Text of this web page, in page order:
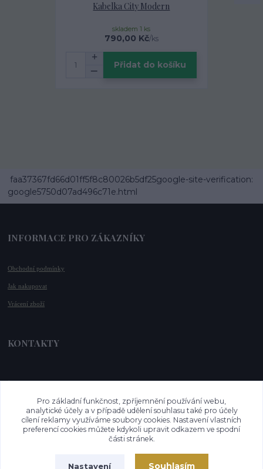
Kabelka City Modern
790,00 Kč/ks
skladem 1 ks
Přidat do košíku
faa37367fd66d01ff5f8c80026b5df25google-site-verification:
google5750d07ad496c71e.html
INFORMACE PRO ZÁKAZNÍKY
Obchodní podmínky
Jak nakupovat
Vrácení zboží
KONTAKTY
📞 +420 732 779 508
www.vysnenekabelky.cz
Pro základní funkčnost, zpříjemnění používání webu,
analytické účely a v případě udělení souhlasu také pro účely
cílení reklamy využíváme soubory cookies. Nastavení vlastních
preferencí cookies můžete kdykoli upravit odkazem ve spodní
části stránek.
Nastavení Souhlasím